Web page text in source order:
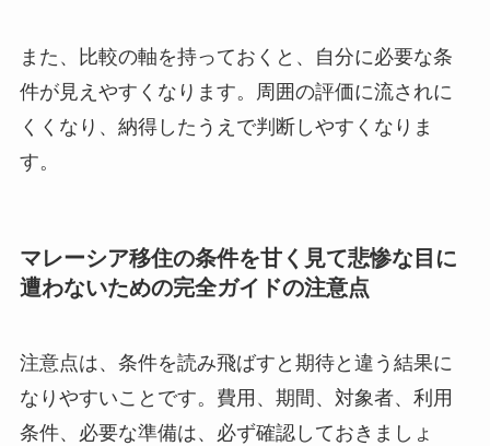
また、比較の軸を持っておくと、自分に必要な条
件が見えやすくなります。周囲の評価に流されに
くくなり、納得したうえで判断しやすくなりま
す。
マレーシア移住の条件を甘く見て悲惨な目に
遭わないための完全ガイドの注意点
注意点は、条件を読み飛ばすと期待と違う結果に
なりやすいことです。費用、期間、対象者、利用
条件、必要な準備は、必ず確認しておきましょ